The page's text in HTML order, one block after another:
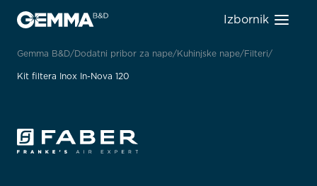
Izbornik
Gemma B&D Dodatni pribor za nape Kuhinjske nape Filteri
Kit filtera Inox In-Nova 120